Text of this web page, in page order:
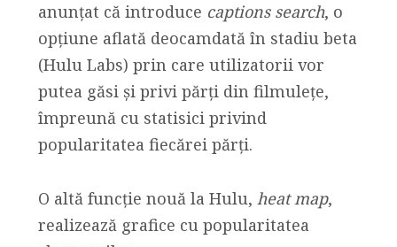
anunțat că introduce captions search, o
opțiune aflată deocamdată în stadiu beta
(Hulu Labs) prin care utilizatorii vor
putea găsi și privi părți din filmulețe,
împreună cu statisici privind
popularitatea fiecărei părți.
O altă funcție nouă la Hulu, heat map,
realizează grafice cu popularitatea